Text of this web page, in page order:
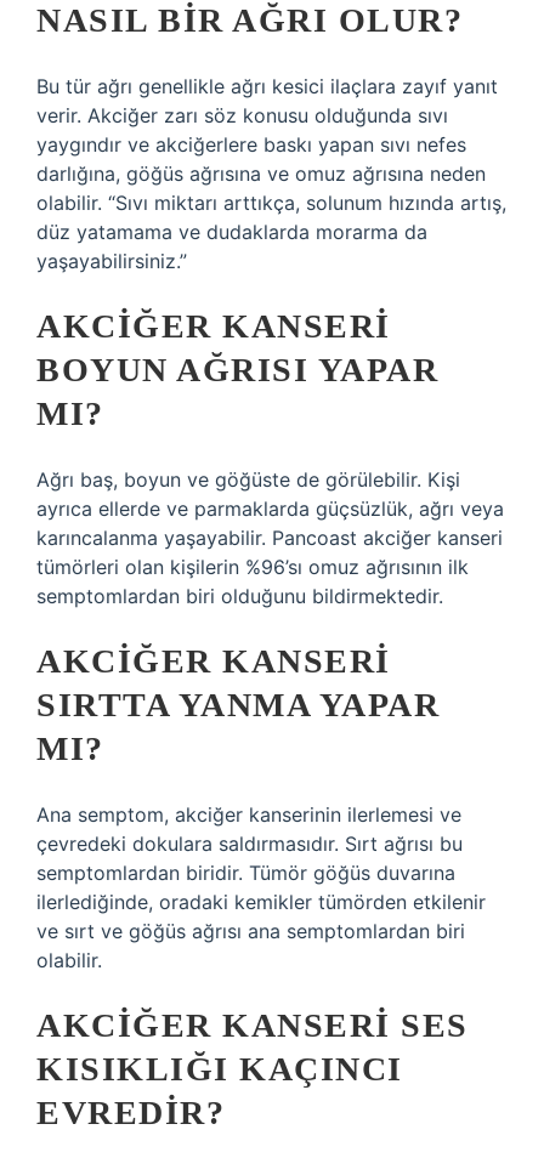
NASIL BIR AĞRI OLUR?
Bu tür ağrı genellikle ağrı kesici ilaçlara zayıf yanıt
verir. Akciğer zarı söz konusu olduğunda sıvı
yaygındır ve akciğerlere baskı yapan sıvı nefes
darlığına, göğüs ağrısına ve omuz ağrısına neden
olabilir. “Sıvı miktarı arttıkça, solunum hızında artış,
düz yatamama ve dudaklarda morarma da
yaşayabilirsiniz.”
AKCIĞER KANSERI
BOYUN AĞRISI YAPAR
MI?
Ağrı baş, boyun ve göğüste de görülebilir. Kişi
ayrıca ellerde ve parmaklarda güçsüzlük, ağrı veya
karıncalanma yaşayabilir. Pancoast akciğer kanseri
tümörleri olan kişilerin %96’sı omuz ağrısının ilk
semptomlardan biri olduğunu bildirmektedir.
AKCIĞER KANSERI
SIRTTA YANMA YAPAR
MI?
Ana semptom, akciğer kanserinin ilerlemesi ve
çevredeki dokulara saldırmasıdır. Sırt ağrısı bu
semptomlardan biridir. Tümör göğüs duvarına
ilerlediğinde, oradaki kemikler tümörden etkilenir
ve sırt ve göğüs ağrısı ana semptomlardan biri
olabilir.
AKCIĞER KANSERI SES
KISIKLIĞI KAÇINCI
EVREDIR?